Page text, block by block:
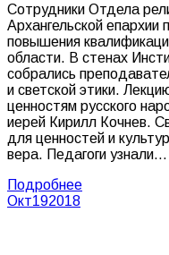
Сотрудники Отдела
Архангельской епархии
повышения
области. В стенах
собрались
и светской этики.
ценностям русского
иерей Кирилл Кочнев.
для ценностей и
вера. Педагоги узнали…
Подробнее
Окт192018